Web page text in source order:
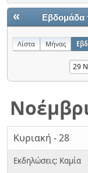
« Εβδομάδα
Λίστα Μήνας
Κυριακή - 28